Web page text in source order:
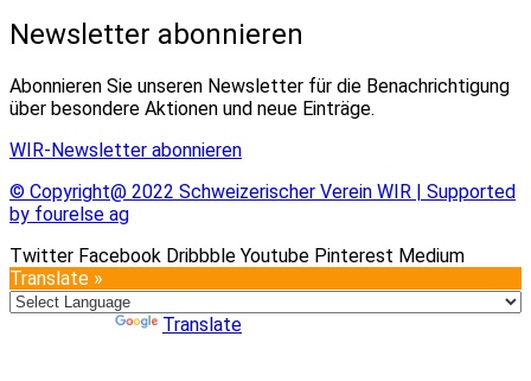
Newsletter abonnieren
Abonnieren Sie unseren Newsletter für die Benachrichtigung
über besondere Aktionen und neue Einträge.
WIR-Newsletter abonnieren
© Copyright@ 2022 Schweizerischer Verein WIR | Supported
by fourelse ag
Twitter Facebook Dribbble Youtube Pinterest Medium
Translate »
Translate